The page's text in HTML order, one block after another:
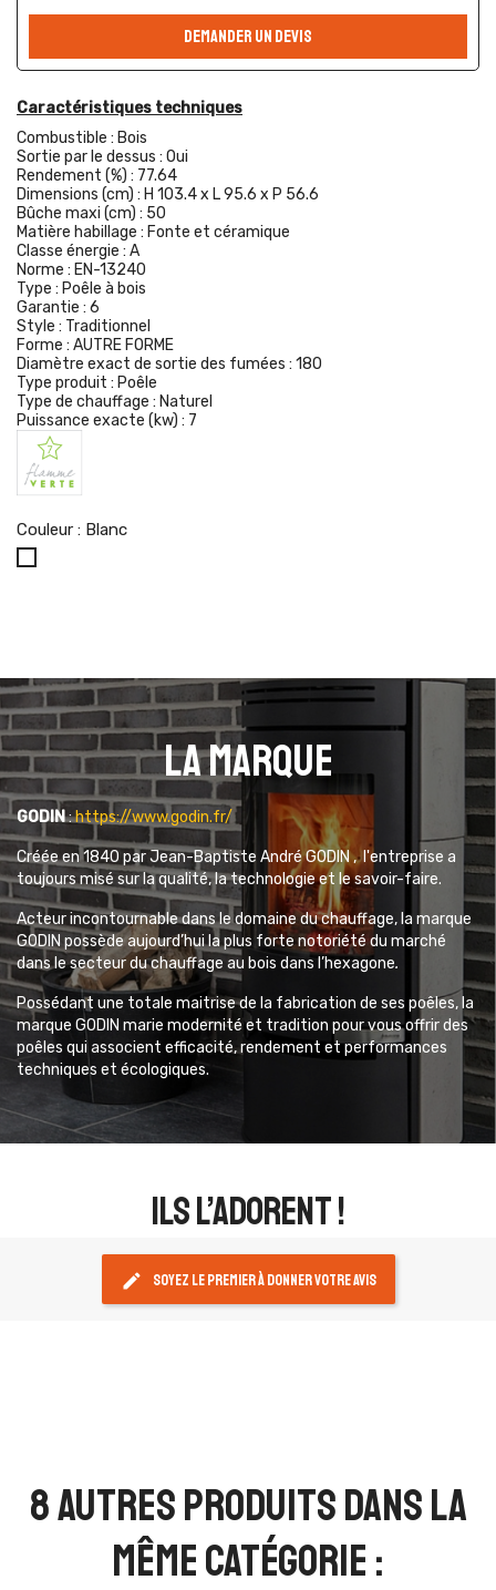
DEMANDER UN DEVIS
Caractéristiques techniques
Combustible : Bois
Sortie par le dessus : Oui
Rendement (%) : 77.64
Dimensions (cm) : H 103.4 x L 95.6 x P 56.6
Bûche maxi (cm) : 50
Matière habillage : Fonte et céramique
Classe énergie : A
Norme : EN-13240
Type : Poêle à bois
Garantie : 6
Style : Traditionnel
Forme : AUTRE FORME
Diamètre exact de sortie des fumées : 180
Type produit : Poêle
Type de chauffage : Naturel
Puissance exacte (kw) : 7
Couleur : Blanc
La marque
GODIN:https://www.godin.fr/
Créée en 1840 par Jean-Baptiste André GODIN , l'entreprise a
toujours misé sur la qualité, la technologie et le savoir-faire.
Acteur incontournable dans le domaine du chauffage, la marque
GODIN possède aujourd’hui la plus forte notoriété du marché
dans le secteur du chauffage au bois dans l’hexagone.
Possédant une totale maitrise de la fabrication de ses poêles, la
marque GODIN marie modernité et tradition pour vous offrir des
poêles qui associent efficacité, rendement et performances
techniques et écologiques.
ils l’adorent !
edit Soyez le premier à donner votre avis
8 autres produits dans la
même catégorie :